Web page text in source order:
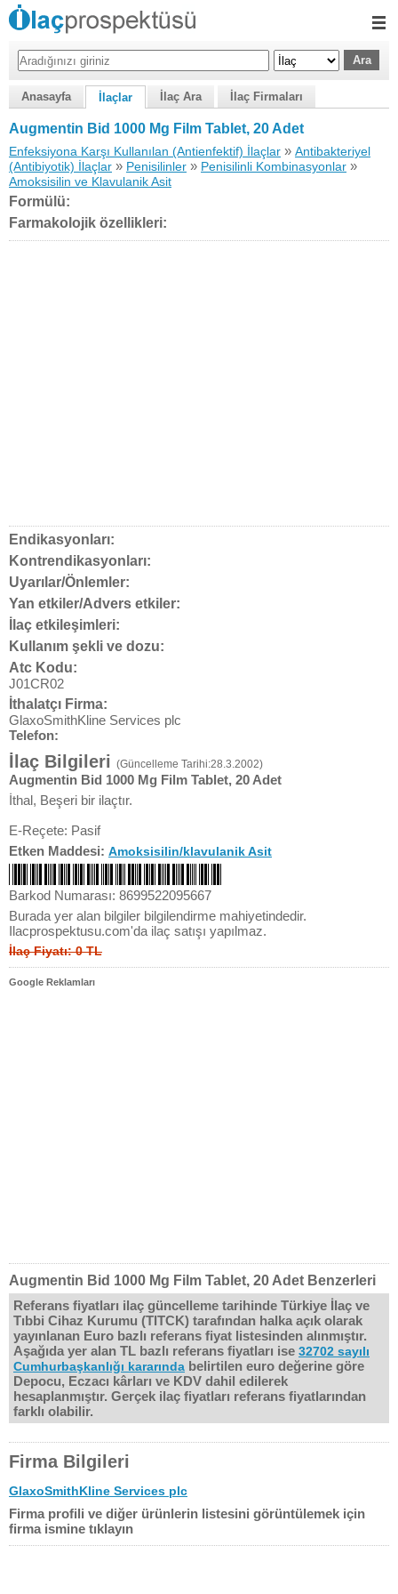
Anasayfa İlaçlar İlaç Ara İlaç Firmaları
Augmentin Bid 1000 Mg Film Tablet, 20 Adet
Enfeksiyona Karşı Kullanılan (Antienfektif) İlaçlar » Antibakteriyel
(Antibiyotik) İlaçlar » Penisilinler » Penisilinli Kombinasyonlar »
Amoksisilin ve Klavulanik Asit
Formülü:
Farmakolojik özellikleri:
Endikasyonları:
Kontrendikasyonları:
Uyarılar/Önlemler:
Yan etkiler/Advers etkiler:
İlaç etkileşimleri:
Kullanım şekli ve dozu:
Atc Kodu:
J01CR02
İthalatçı Firma:
GlaxoSmithKline Services plc
Telefon:
İlaç Bilgileri (Güncelleme Tarihi:28.3.2002)
Augmentin Bid 1000 Mg Film Tablet, 20 Adet
İthal, Beşeri bir ilaçtır.
E-Reçete: Pasif
Etken Maddesi: Amoksisilin/klavulanik Asit
Barkod Numarası: 8699522095667
Burada yer alan bilgiler bilgilendirme mahiyetindedir.
Ilacprospektusu.com'da ilaç satışı yapılmaz.
İlaç Fiyatı: 0 TL
Google Reklamları
Augmentin Bid 1000 Mg Film Tablet, 20 Adet Benzerleri
Referans fiyatları ilaç güncelleme tarihinde Türkiye İlaç ve
Tıbbi Cihaz Kurumu (TITCK) tarafından halka açık olarak
yayınlanan Euro bazlı referans fiyat listesinden alınmıştır.
Aşağıda yer alan TL bazlı referans fiyatları ise 32702 sayılı
Cumhurbaşkanlığı kararında belirtilen euro değerine göre
Depocu, Eczacı kârları ve KDV dahil edilerek
hesaplanmıştır. Gerçek ilaç fiyatları referans fiyatlarından
farklı olabilir.
Firma Bilgileri
GlaxoSmithKline Services plc
Firma profili ve diğer ürünlerin listesini görüntülemek için
firma ismine tıklayın